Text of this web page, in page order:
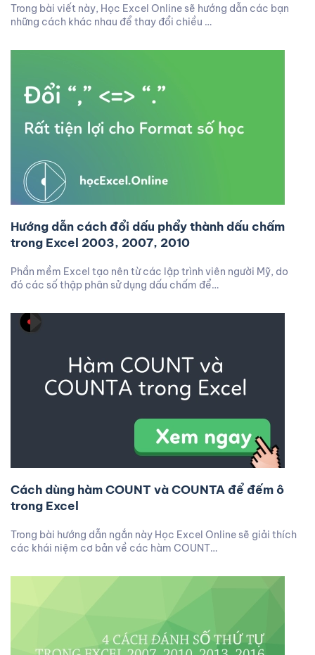
Trong bài viết này, Học Excel Online sẽ hướng dẫn các bạn
những cách khác nhau để thay đổi chiều …
Hướng dẫn cách đổi dấu phẩy thành dấu chấm
trong Excel 2003, 2007, 2010
Phần mềm Excel tạo nên từ các lập trình viên người Mỹ, do
đó các số thập phân sử dụng dấu chấm để…
Cách dùng hàm COUNT và COUNTA để đếm ô
trong Excel
Trong bài hướng dẫn ngắn này Học Excel Online sẽ giải thích
các khái niệm cơ bản về các hàm COUNT…